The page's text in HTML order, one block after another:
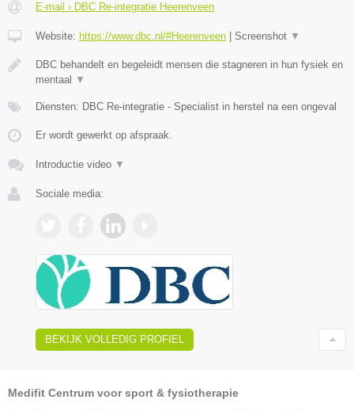
E-mail › DBC Re-integratie Heerenveen
Website: https://www.dbc.nl/#Heerenveen Screenshot ▼
DBC behandelt en begeleidt mensen die stagneren in hun fysiek en
mentaal
▼
Diensten: DBC Re-integratie - Specialist in herstel na een ongeval
Er wordt gewerkt op afspraak.
Introductie video ▼
Sociale media:
BEKIJK VOLLEDIG PROFIEL
Medifit Centrum voor sport & fysiotherapie